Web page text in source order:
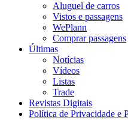
Aluguel de carros
Vistos e passagens
WePlann
Comprar passagens
Últimas
Notícias
Vídeos
Listas
Trade
Revistas Digitais
Política de Privacidade e